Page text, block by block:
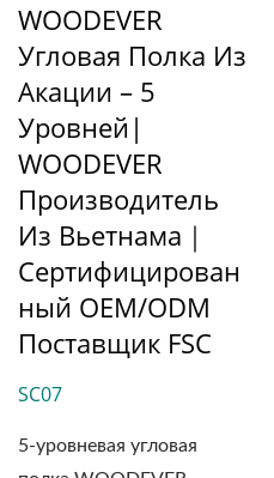
WOODEVER
Угловая Полка Из
Акации – 5
Уровней|
WOODEVER
Производитель
Из Вьетнама｜
Сертифицирован
Ный OEM/ODM
Поставщик FSC
SC07
5-уровневая угловая